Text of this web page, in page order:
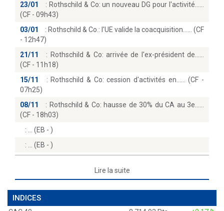
23/01
: Rothschild & Co: un nouveau DG pour l'activité...
(CF - 09h43)
03/01
: Rothschild & Co.: l'UE valide la coacquisition...… (CF
- 12h47)
21/11
: Rothschild & Co: arrivée de l'ex-président de...
(CF - 11h18)
15/11
: Rothschild & Co: cession d'activités en...… (CF -
07h25)
08/11
: Rothschild & Co: hausse de 30% du CA au 3e...
(CF - 18h03)
:
(EB - )
:
(EB - )
Lire la suite
INDICES